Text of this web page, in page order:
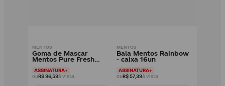
MENTOS
Goma de Mascar
Mentos Pure Fresh
Sem Açúcar - caixa
6un
ASSINATURA+
ouR$ 96,59à vista
MENTOS
Bala Mentos Rainbow
- caixa 16un
ASSINATURA+
ouR$ 57,39à vista